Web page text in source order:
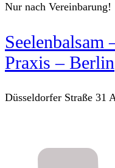
Nur nach Vereinbarung!
Seelenbalsam
Praxis – Berlin
Düsseldorfer Straße 31